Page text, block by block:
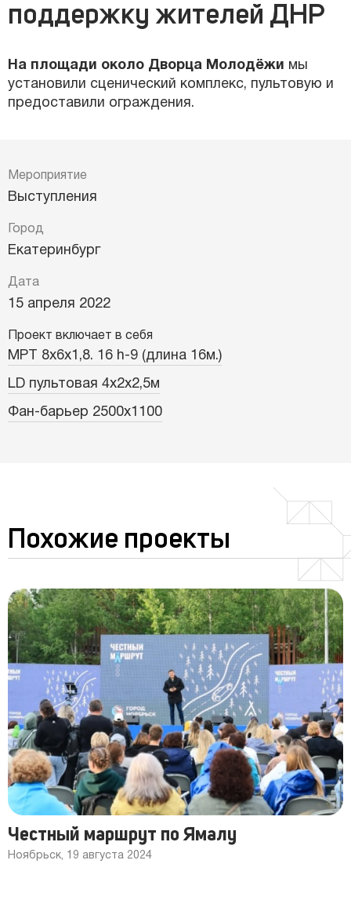
поддержку жителей ДНР
На площади около Дворца Молодёжи мы
установили сценический комплекс, пультовую и
предоставили ограждения.
Мероприятие
Выступления
Город
Екатеринбург
Дата
15 апреля 2022
Проект включает в себя
МРТ 8х6х1,8. 16 h-9 (длина 16м.)
LD пультовая 4х2х2,5м
Фан-барьер 2500х1100
Похожие проекты
Честный маршрут по Ямалу
Ноябрьск, 19 августа 2024